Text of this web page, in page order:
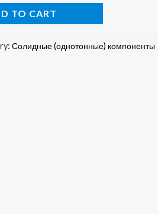
TO CART
Солидные (однотонные) компоненты